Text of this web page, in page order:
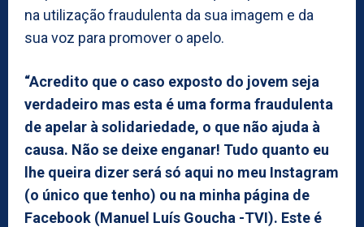
na utilização fraudulenta da sua imagem e da
sua voz para promover o apelo.
“Acredito que o caso exposto do jovem seja
verdadeiro mas esta é uma forma fraudulenta
de apelar à solidariedade, o que não ajuda à
causa. Não se deixe enganar! Tudo quanto eu
lhe queira dizer será só aqui no meu Instagram
(o único que tenho) ou na minha página de
Facebook (Manuel Luís Goucha -TVI). Este é